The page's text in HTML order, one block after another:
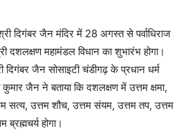
दिगंबर जैन मंदिर में 28 अगस्त से पर्वाधिराज
दशलक्षण महामंडल विधान का शुभारंभ होगा।
जैन सोसाइटी चंडीगढ़ के प्रधान धर्म
जैन ने बताया कि दशलक्षण में उत्तम क्षमा,
सत्य, उत्तम शौच, उत्तम संयम, उत्तम तप, उत्तम
होगा।